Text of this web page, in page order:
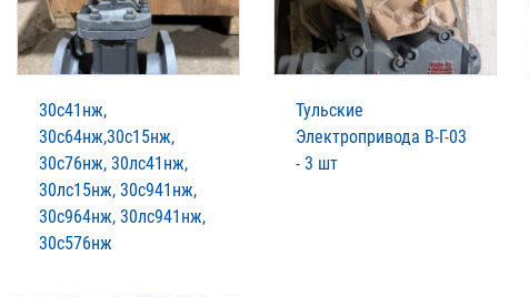
30с41нж,
30с64нж,30с15нж,
30с76нж, 30лс41нж,
30лс15нж, 30с941нж,
30с964нж, 30лс941нж,
30с576нж
Тульские
Электропривода В-Г-03
- 3 шт